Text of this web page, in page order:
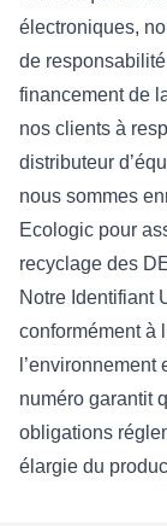
électroniques,
de
financement de
nos clients à
distributeur
nous sommes
Ecologic pour
recyclage des
Notre Identifiant
conformément à
numéro garantit
obligations
élargie du